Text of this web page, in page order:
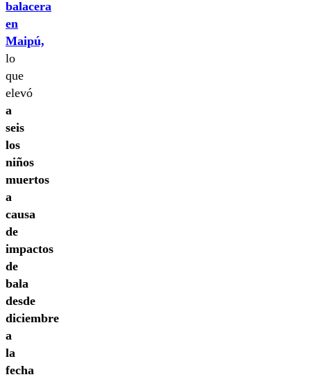
balacera
en
Maipú,
lo
que
elevó
a
seis
los
niños
muertos
a
causa
de
impactos
de
bala
desde
diciembre
a
la
fecha